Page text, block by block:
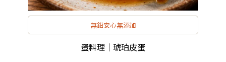
無鉛安心無添加
蛋料理｜琥珀皮蛋